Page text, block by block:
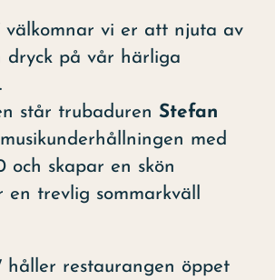
välkomnar vi er att njuta av
dryck på vår härliga
står trubaduren Stefan
med
och skapar en skön
trevlig sommarkväll
håller restaurangen öppet